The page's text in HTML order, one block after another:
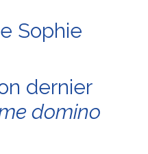
Sophie
dernier
domino